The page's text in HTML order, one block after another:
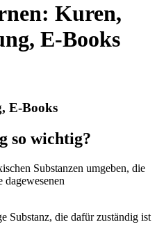
Kuren,
E-Books
E-Books
so wichtig?
Substanzen umgeben, die
Substanz, die dafür zuständig ist